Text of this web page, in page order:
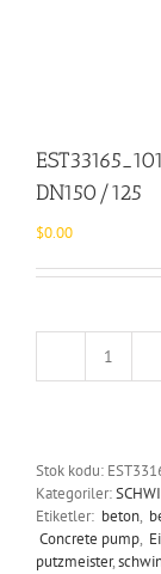
DN150/125
$0.00
Stok kodu:
Kategoriler:
Etiketler: beton,
Concrete pump,
putzmeister,